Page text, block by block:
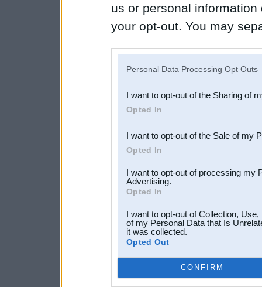
us or personal
your opt-out. You may
Downstream Participants
third parties.
Personal Data Processing Opt Outs
I want to opt-out of the Sharing of
Opted In
I want to opt-out of the Sale of my
Opted In
I want to opt-out of processing my
Advertising.
Opted In
I want to opt-out of Collection,
of my Personal Data that Is
it was collected.
Opted Out
CONFIRM